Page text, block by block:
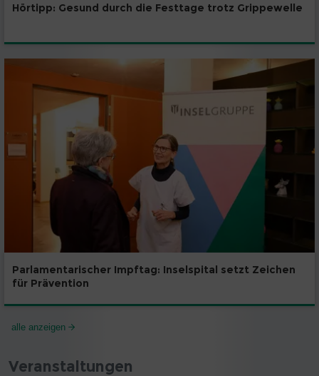
Hörtipp: Gesund durch die Festtage trotz Grippewelle
Parlamentarischer Impftag: Inselspital setzt Zeichen
für Prävention
alle anzeigen
Veranstaltungen